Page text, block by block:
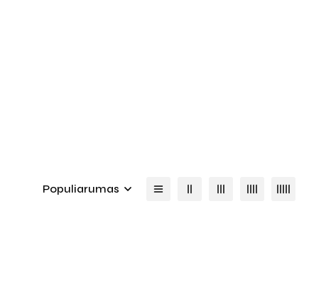
Populiarumas